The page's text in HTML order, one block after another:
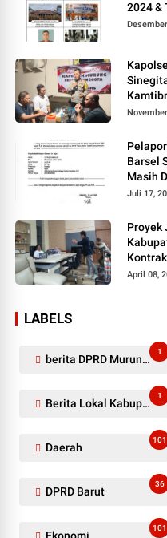
2024 &
Pers
Barsel
Masih
Juli 17,
Proyek
April 08,
LABELS
berita DPRD Murung Raya
1
Berita Lokal Kabupaten Barito Utara
1
Daerah
101
DPRD Barut
36
101